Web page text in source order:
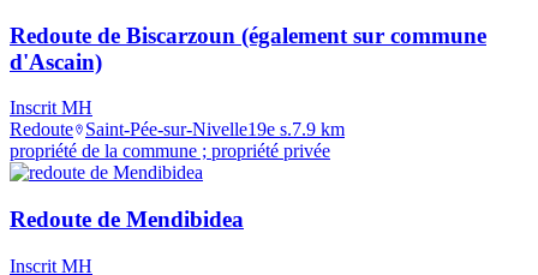
Redoute de Biscarzoun (également sur commune
d'Ascain)
Inscrit MH
Redoute
Saint-Pée-sur-Nivelle19e s.7.9 km
propriété de la commune ; propriété privée
Redoute de Mendibidea
Inscrit MH